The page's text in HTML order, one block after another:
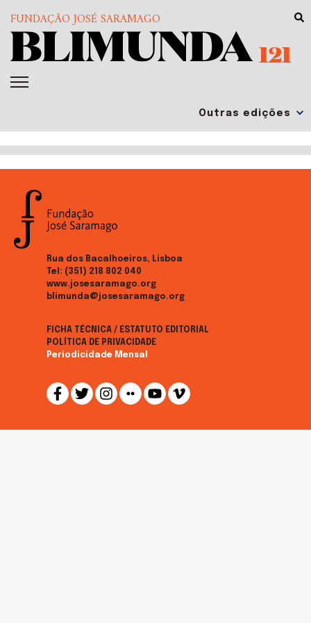
FUNDAÇÃO JOSÉ SARAMAGO
121
Rua dos Bacalhoeiros, Lisboa
Tel: (351) 218 802 040
www.josesaramago.org
blimunda@josesaramago.org
FICHA TÉCNICA / ESTATUTO EDITORIAL
POLÍTICA DE PRIVACIDADE
Periodicidade Mensal